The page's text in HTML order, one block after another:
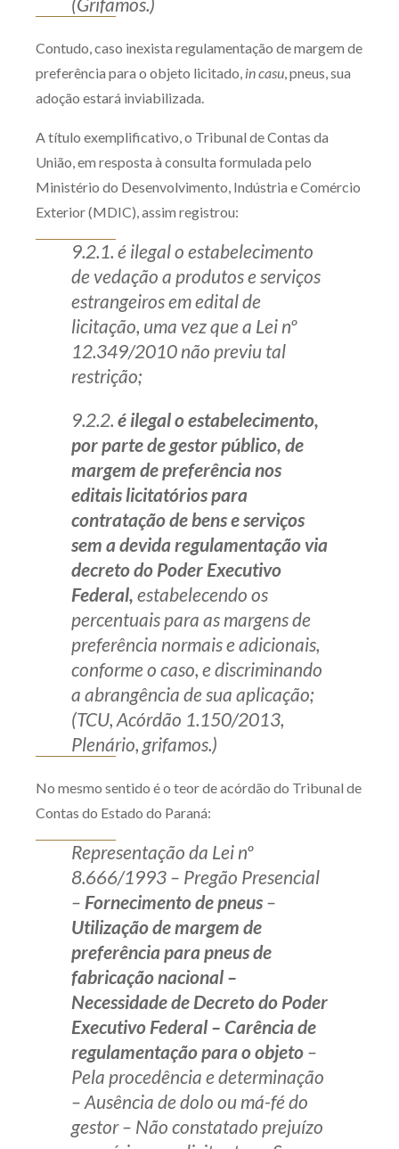
Contudo, caso inexista regulamentação de margem de
preferência para o objeto licitado, in casu, pneus, sua
adoção estará inviabilizada.
A título exemplificativo, o Tribunal de Contas da
União, em resposta à consulta formulada pelo
Ministério do Desenvolvimento, Indústria e Comércio
Exterior (MDIC), assim registrou:
9.2.1. é ilegal o estabelecimento
de vedação a produtos e serviços
estrangeiros em edital de
licitação, uma vez que a Lei nº
12.349/2010 não previu tal
restrição;
9.2.2. é ilegal o estabelecimento,
por parte de gestor público, de
margem de preferência nos
editais licitatórios para
contratação de bens e serviços
sem a devida regulamentação via
decreto do Poder Executivo
Federal, estabelecendo os
percentuais para as margens de
preferência normais e adicionais,
conforme o caso, e discriminando
a abrangência de sua aplicação;
(TCU, Acórdão 1.150/2013,
Plenário, grifamos.)
No mesmo sentido é o teor de acórdão do Tribunal de
Contas do Estado do Paraná:
Representação da Lei nº
8.666/1993 – Pregão Presencial
– Fornecimento de pneus –
Utilização de margem de
preferência para pneus de
fabricação nacional –
Necessidade de Decreto do Poder
Executivo Federal – Carência de
regulamentação para o objeto –
Pela procedência e determinação
– Ausência de dolo ou má-fé do
gestor – Não constatado prejuízo